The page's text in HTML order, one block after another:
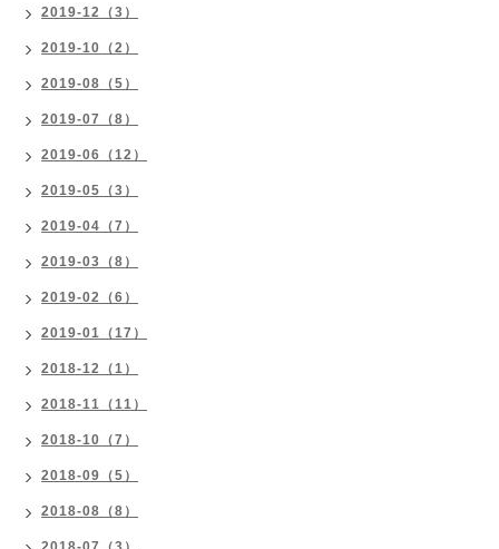
2019-12（3）
2019-10（2）
2019-08（5）
2019-07（8）
2019-06（12）
2019-05（3）
2019-04（7）
2019-03（8）
2019-02（6）
2019-01（17）
2018-12（1）
2018-11（11）
2018-10（7）
2018-09（5）
2018-08（8）